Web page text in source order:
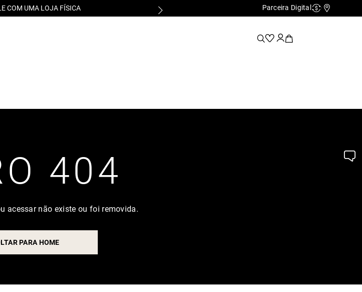
COM UMA LOJA FÍSICA Parceira Digital Cashback
404
acessar não existe ou foi removida.
PARA HOME